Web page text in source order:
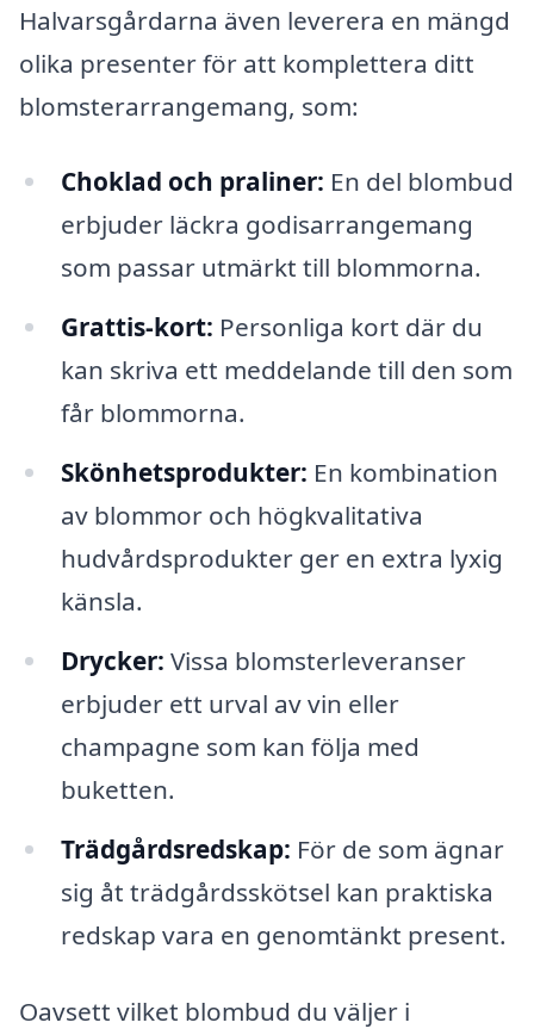
Halvarsgårdarna även leverera en mängd
olika presenter för att komplettera ditt
blomsterarrangemang, som:
Choklad och praliner: En del blombud
erbjuder läckra godisarrangemang
som passar utmärkt till blommorna.
Grattis-kort: Personliga kort där du
kan skriva ett meddelande till den som
får blommorna.
Skönhetsprodukter: En kombination
av blommor och högkvalitativa
hudvårdsprodukter ger en extra lyxig
känsla.
Drycker: Vissa blomsterleveranser
erbjuder ett urval av vin eller
champagne som kan följa med
buketten.
Trädgårdsredskap: För de som ägnar
sig åt trädgårdsskötsel kan praktiska
redskap vara en genomtänkt present.
Oavsett vilket blombud du väljer i